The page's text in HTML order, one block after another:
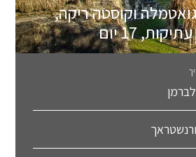
וקוסטה ריקה,
17 יום